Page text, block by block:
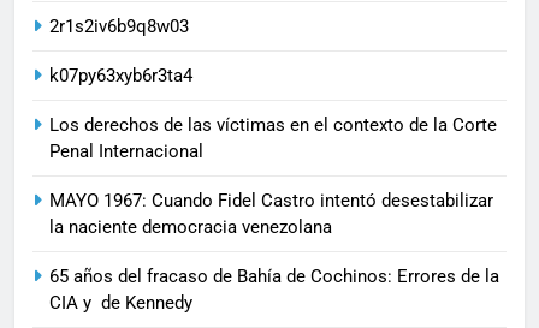
2r1s2iv6b9q8w03
k07py63xyb6r3ta4
Los derechos de las víctimas en el contexto de la Corte
Penal Internacional
MAYO 1967: Cuando Fidel Castro intentó desestabilizar
la naciente democracia venezolana
65 años del fracaso de Bahía de Cochinos: Errores de la
CIA y de Kennedy